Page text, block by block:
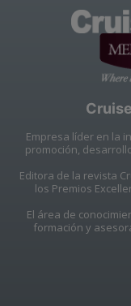
Empresa líder en la
promoción,
Editora de la revista
los Premios
El área de
formación y